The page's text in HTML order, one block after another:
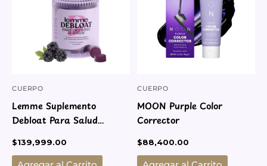
CUERPO
Lemme Suplemento
Debloat Para Salud
$139,999.00
CUERPO
MOON Purple Color
Corrector
$88,400.00